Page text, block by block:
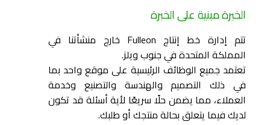
الخبرة مبنية على الخبرة
تتم إدارة خط إنتاج Fulleon خارج منشأتنا في
المملكة المتحدة في جنوب ويلز.
تعتمد جميع الوظائف الرئيسية على موقع واحد بما
في ذلك التصميم والهندسة والتصنيع وخدمة
العملاء، مما يضمن حلًا سريعًا لأية أسئلة قد تكون
لديك فيما يتعلق بحالة منتجك أو طلبك.